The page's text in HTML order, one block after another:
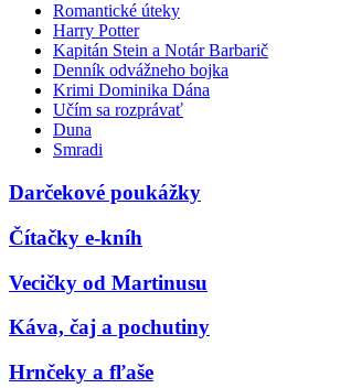
Romantické úteky
Harry Potter
Kapitán Stein a Notár Barbarič
Denník odvážneho bojka
Krimi Dominika Dána
Učím sa rozprávať
Duna
Smradi
Darčekové poukážky
Čítačky e-kníh
Vecičky od Martinusu
Káva, čaj a pochutiny
Hrnčeky a fľaše